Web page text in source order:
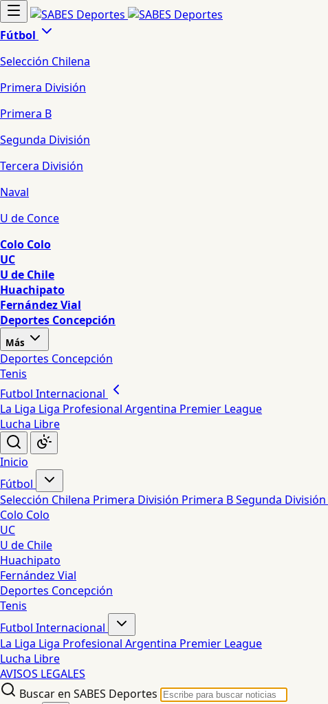
Fútbol
Selección Chilena
Primera División
Primera B
Segunda División
Tercera División
Naval
U de Conce
Colo Colo
UC
U de Chile
Huachipato
Fernández Vial
Deportes Concepción
Más
Deportes Concepción
Tenis
Futbol Internacional
La Liga Liga Profesional Argentina Premier League
Lucha Libre
Inicio
Fútbol
Selección Chilena Primera División Primera BSegunda División
Colo Colo
UC
U de Chile
Huachipato
Fernández Vial
Deportes Concepción
Tenis
Futbol Internacional
La Liga Liga Profesional Argentina Premier League
Lucha Libre
AVISOS LEGALES
Buscar en SABES Deportes